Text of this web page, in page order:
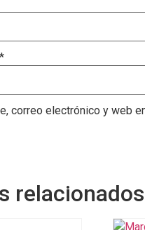
*
correo electrónico y web
relacionados